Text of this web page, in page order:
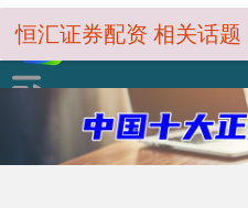
恒汇证券配资 相关话题